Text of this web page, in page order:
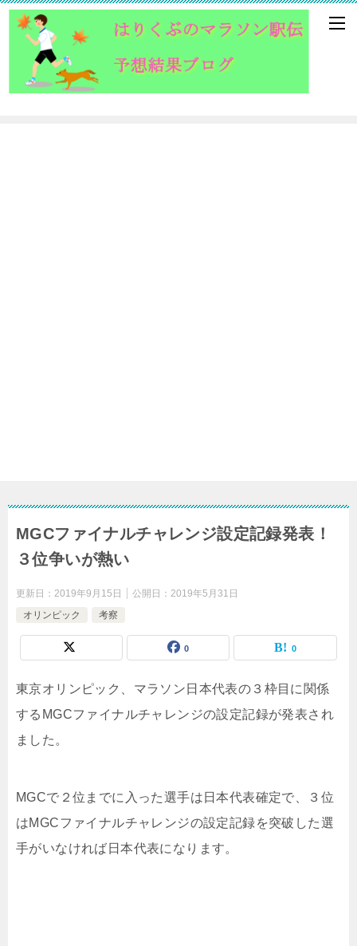
MGCファイナルチャレンジ設定記録発表！
３位争いが熱い
更新日： 2019年9月15日 公開日： 2019年5月31日
オリンピック
考察
0 0
東京オリンピック、マラソン日本代表の３枠目に関係
するMGCファイナルチャレンジの設定記録が発表され
ました。
MGCで２位までに入った選手は日本代表確定で、３位
はMGCファイナルチャレンジの設定記録を突破した選
手がいなければ日本代表になります。